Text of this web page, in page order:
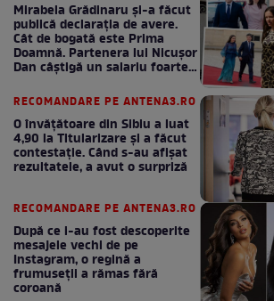
Mirabela Grădinaru și-a făcut
publică declarația de avere.
Cât de bogată este Prima
Doamnă. Partenera lui Nicușor
Dan câștigă un salariu foarte
RECOMANDARE PE ANTENA3.RO
O învățătoare din Sibiu a luat
4,90 la Titularizare și a făcut
contestație. Când s-au afișat
rezultatele, a avut o surpriză
RECOMANDARE PE ANTENA3.RO
După ce i-au fost descoperite
mesajele vechi de pe
Instagram, o regină a
frumuseții a rămas fără
coroană